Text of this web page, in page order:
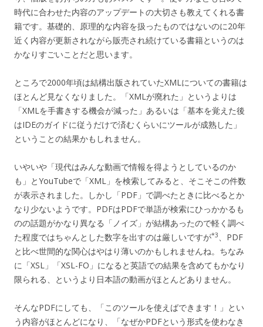
時代に合わせた内容のアップデートの大切さも教えてくれる書
籍です。基礎的、原理的な内容を扱ったものではないのに20年
近く内容が更新されながら販売され続けている書籍というのは
かなりすごいことだと思います。
ところで2000年頃は結構出版されていたXMLについての書籍は
ほとんど見なくなりました。「XMLが廃れた」というよりは
「XMLを手書きする機会が減った」あるいは「基本を覚えた後
はIDEのガイドに従うだけで済むくらいにツールが成熟した」
ということの結果かもしれません。
いやいや「現代はみんな動画で情報を得ようとしているのか
も」とYouTubeで「XML」を検索してみると、そこそこの件数
が表示されました。しかし「PDF」で調べたときに比べるとか
なり少ないようです。PDFはPDFで単語が検索にひっかかるも
のの話題がかなり異なる「ノイズ」が結構あったので軽く調べ
た程度ではちゃんとした数字を出すのは厳しいですが*3、PDF
と比べ世間的な関心はやはり薄いのかもしれませんね。ちなみ
に「XSL」「XSL-FO」になると英語での結果を含めてもかなり
限られる、というより日本語の動画がほとんどありません。
そんなPDFにしても、「このツールを使えばできます！」とい
う内容がほとんどになり、「なぜかPDFという形式を使わなき